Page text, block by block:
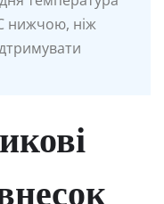
нижчою, ніж